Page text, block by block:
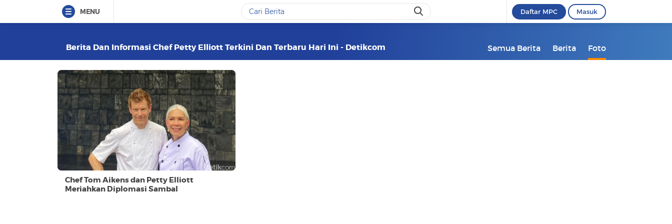
MENU Daftar MPC Masuk
Berita Dan Informasi Chef Petty Elliott Terkini Dan Terbaru Hari Ini - Detikcom Semua Berita Berita Foto
Chef Tom Aikens dan Petty Elliott
Meriahkan Diplomasi Sambal